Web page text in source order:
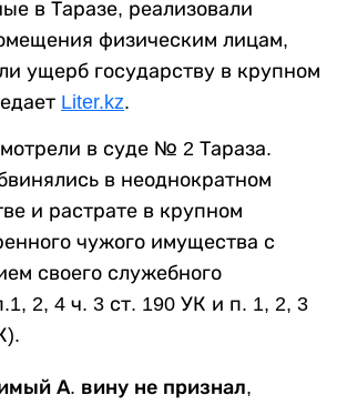
в Таразе, реализовали
физическим лицам,
ущерб государству в крупном
Liter.kz.
в суде № 2 Тараза.
в неоднократном
и растрате в крупном
чужого имущества с
своего служебного
2, 4 ч. 3 ст. 190 УК и п. 1, 2, 3
А. вину не признал,